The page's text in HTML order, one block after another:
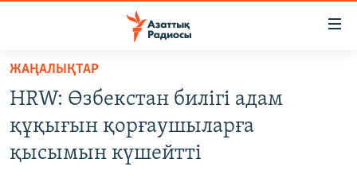
Skip
main
content
Skip
to
ЖАҢАЛЫҚТАР
AZATTYQTV
ЖАҢАЛЫҚТАР
HRW: Өзбекстан билігі адам
құқығын қорғаушыларға
қысымын күшейтті